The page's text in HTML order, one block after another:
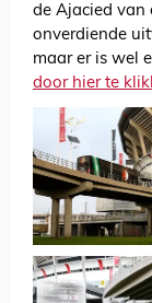
de Ajacied van
onverdiende
maar er is wel
door hier te